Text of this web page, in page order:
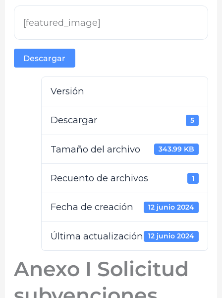
[featured_image]
Descargar
Versión
Descargar 5
Tamaño del archivo 343.99 KB
Recuento de archivos 1
Fecha de creación 12 junio 2024
Última actualización 12 junio 2024
Anexo I Solicitud